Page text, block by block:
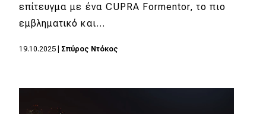
DRIVE Away
MOTO
Οδηγός αγοράς
επίτευγμα με ένα CUPRA Formentor, το πιο
εμβληματικό και…
19.10.2025 Σπύρος Ντόκος